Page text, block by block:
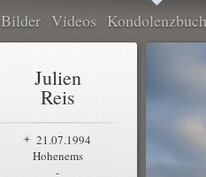
Bilder Videos Kondolenzbuch
Julien
Reis
21.07.1994
Hohenems
-